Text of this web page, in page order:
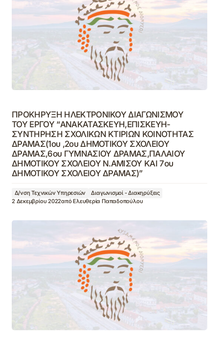
ΠΡΟΚΗΡΥΞΗ ΗΛΕΚΤΡΟΝΙΚΟΥ ΔΙΑΓΩΝΙΣΜΟΥ
ΤΟΥ ΕΡΓΟΥ “ΑΝΑΚΑΤΑΣΚΕΥΗ,ΕΠΙΣΚΕΥΗ-
ΣΥΝΤΗΡΗΣΗ ΣΧΟΛΙΚΩΝ ΚΤΙΡΙΩΝ ΚΟΙΝΟΤΗΤΑΣ
ΔΡΑΜΑΣ(1ου ,2ου ΔΗΜΟΤΙΚΟΥ ΣΧΟΛΕΙΟΥ
ΔΡΑΜΑΣ,6ου ΓΥΜΝΑΣΙΟΥ ΔΡΑΜΑΣ,ΠΑΛΑΙΟΥ
ΔΗΜΟΤΙΚΟΥ ΣΧΟΛΕΙΟΥ Ν.ΑΜΙΣΟΥ ΚΑΙ 7ου
ΔΗΜΟΤΙΚΟΥ ΣΧΟΛΕΙΟΥ ΔΡΑΜΑΣ)”
Δ/νση Τεχνικών Υπηρεσιών
Διαγωνισμοί - Διακηρύξεις
2 Δεκεμβρίου 2022από Ελευθερία Παπαδοπούλου